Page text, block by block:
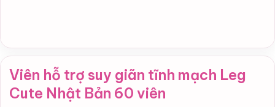
Viên hỗ trợ suy giãn tĩnh mạch Leg
Cute Nhật Bản 60 viên